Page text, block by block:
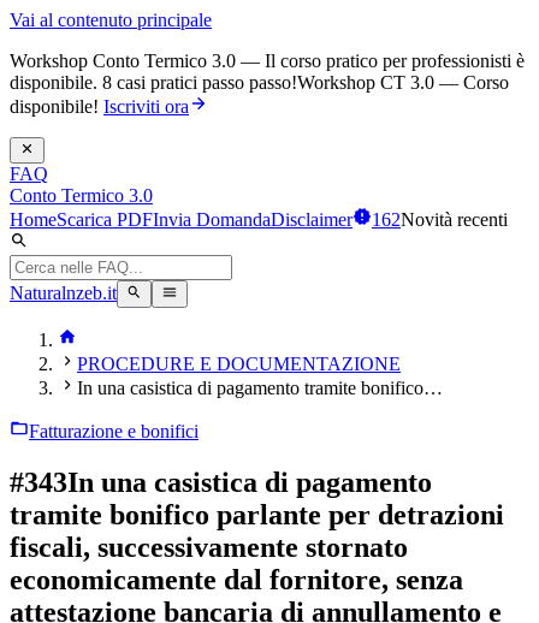
Vai al contenuto principale
Workshop Conto Termico 3.0 — Il corso pratico per professionisti è
disponibile. 8 casi pratici passo passo!Workshop CT 3.0 — Corso
disponibile! Iscriviti ora
FAQ
Conto Termico 3.0
HomeScarica PDFInvia DomandaDisclaimer 162Novità recenti
Naturalnzeb.it
PROCEDURE E DOCUMENTAZIONE
In una casistica di pagamento tramite bonifico…
Fatturazione e bonifici
#343In una casistica di pagamento
tramite bonifico parlante per detrazioni
fiscali, successivamente stornato
economicamente dal fornitore, senza
attestazione bancaria di annullamento e